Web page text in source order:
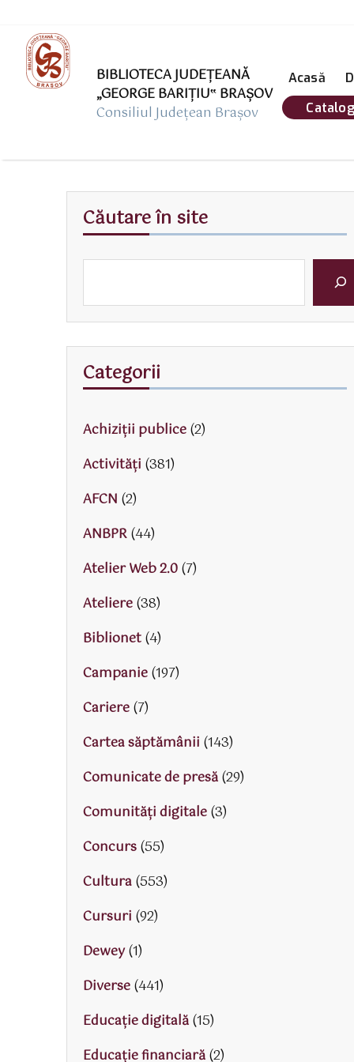
BIBLIOTECA JUDEȚEANĂ
„GEORGE BARIŢIU‟ BRAŞOV
Consiliul Județean Brașov
Acasă
Căutare în site
Categorii
Achiziții publice(2)
Activităţi (381)
AFCN (2)
ANBPR(44)
Atelier Web 2.0(7)
Ateliere(38)
Biblionet(4)
Campanie(197)
Cariere(7)
Cartea săptămânii (143)
Comunicate de presă(29)
Comunități digitale(3)
Concurs(55)
Cultura(553)
Cursuri (92)
Dewey(1)
Diverse(441)
Educaţie digitală(15)
Educaţie financiară(2)